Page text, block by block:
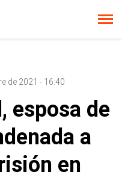
de 2021 - 16:40
esposa de
a
en